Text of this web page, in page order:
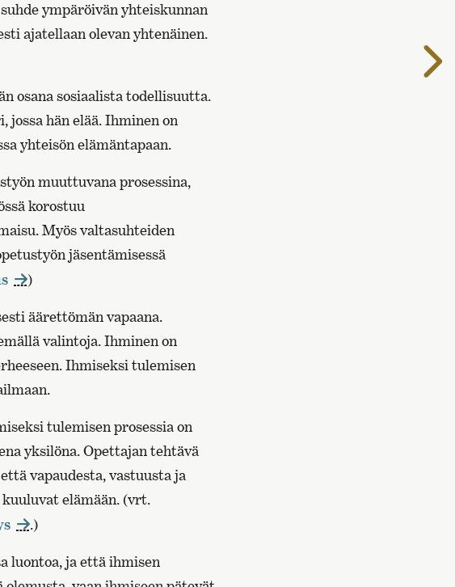
ympäröivän yhteiskunnan
ajatellaan olevan yhtenäinen.
osana sosiaalista todellisuutta.
jossa hän elää. Ihminen on
yhteisön elämäntapaan.
muuttuvana prosessina,
korostuu
Myös valtasuhteiden
jäsentämisessä
)
äärettömän vapaana.
valintoja. Ihminen on
Ihmiseksi tulemisen
tulemisen prosessia on
yksilöna. Opettajan tehtävä
vapaudesta, vastuusta ja
elämään. (vrt.
.)
luontoa, ja että ihmisen